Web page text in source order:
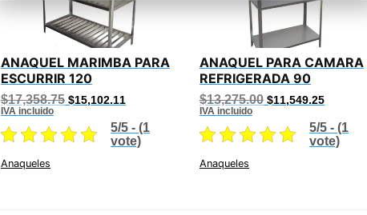
ANAQUEL MARIMBA PARA
ESCURRIR 120
$17,358.75 Original
price
$17,358.75.
$15,102.11
price
is:
$15,102.11.
IVA incluido
5/5 - (1
vote)
Anaqueles
ANAQUEL PARA CAMARA
REFRIGERADA 90
$13,275.00 Original
price
$13,275.00.
$11,549.25Current
price
is:
IVA incluido
5/5 - (1
vote)
Anaqueles